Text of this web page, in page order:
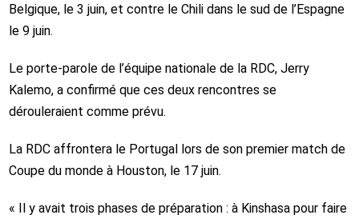
Belgique, le 3 juin, et contre le Chili dans le sud de l’Espagne
le 9 juin.
Le porte-parole de l’équipe nationale de la RDC, Jerry
Kalemo, a confirmé que ces deux rencontres se
dérouleraient comme prévu.
La RDC affrontera le Portugal lors de son premier match de
Coupe du monde à Houston, le 17 juin.
« Il y avait trois phases de préparation : à Kinshasa pour faire